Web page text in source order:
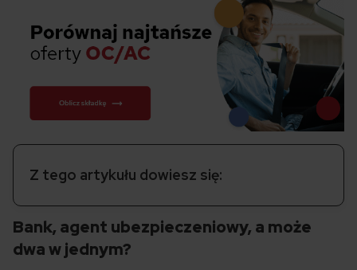
Z tego artykułu dowiesz się:
Bank, agent ubezpieczeniowy, a może
dwa w jednym?